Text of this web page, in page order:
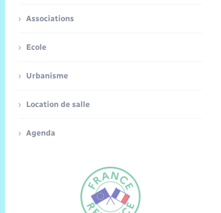
Associations
Ecole
Urbanisme
Location de salle
Agenda